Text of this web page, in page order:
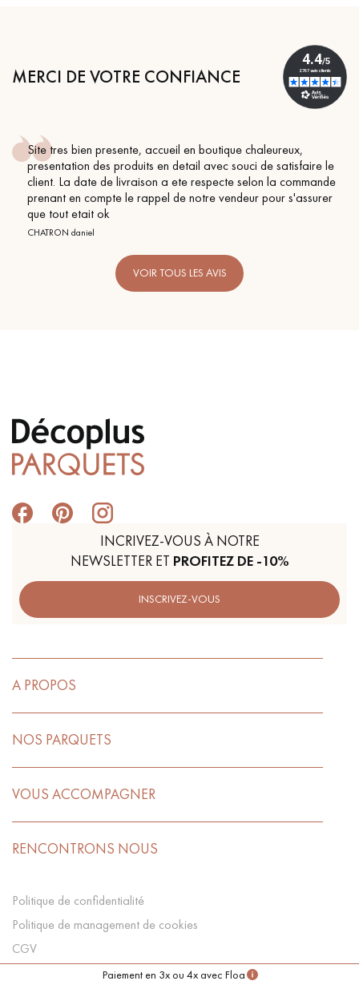
Paiement en 3x ou 4x avec Floa
MERCI DE VOTRE CONFIANCE
presente, accueil en boutique chaleureux,
des produits en detail avec souci de satisfaire le
de livraison a ete respecte selon la commande
le rappel de notre vendeur pour s'assurer
BEILE FRANCK
VOIR TOUS LES AVIS
INCRIVEZ-VOUS À NOTRE
NEWSLETTER ET PROFITEZ DE -10%
INSCRIVEZ-VOUS
A PROPOS
NOS PARQUETS
VOUS ACCOMPAGNER
RENCONTRONS NOUS
Politique de confidentialité
Politique de management de cookies
CGV
Préférences Cookies